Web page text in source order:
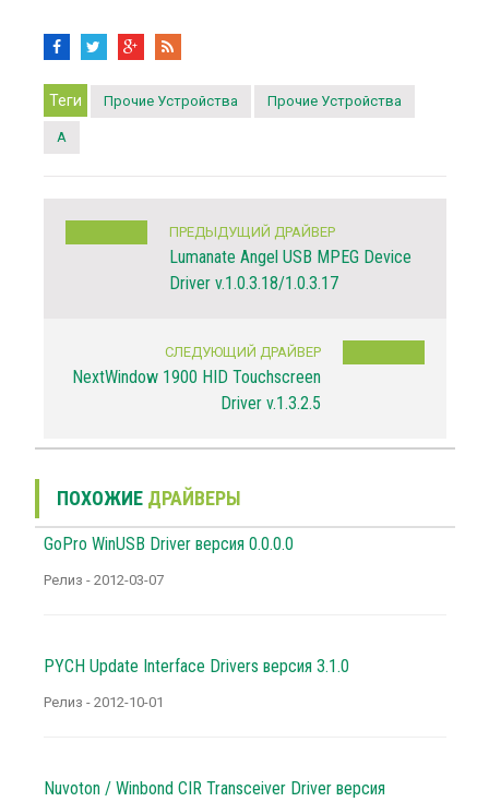
Теги Прочие Устройства Прочие Устройства
A
ПРЕДЫДУЩИЙ ДРАЙВЕР
Lumanate Angel USB MPEG Device
Driver v.1.0.3.18/1.0.3.17
СЛЕДУЮЩИЙ ДРАЙВЕР
NextWindow 1900 HID Touchscreen
Driver v.1.3.2.5
ПОХОЖИЕ ДРАЙВЕРЫ
GoPro WinUSB Driver версия 0.0.0.0
Релиз - 2012-03-07
PYCH Update Interface Drivers версия 3.1.0
Релиз - 2012-10-01
Nuvoton / Winbond CIR Transceiver Driver версия